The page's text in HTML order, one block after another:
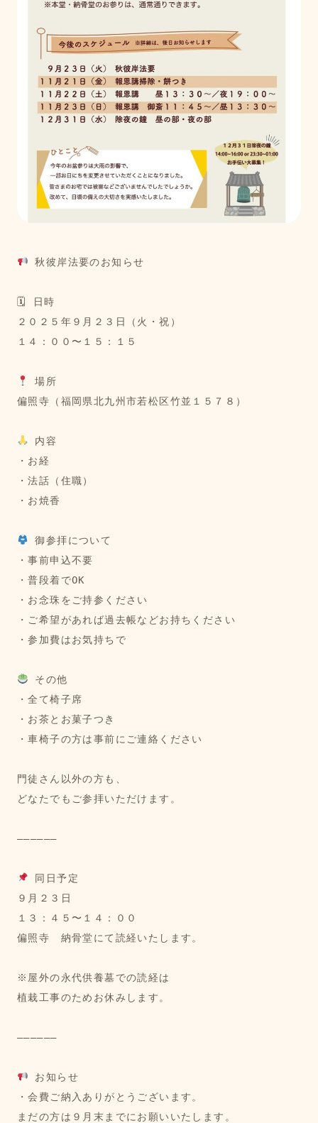
秋彼岸法要のお知らせ
🗓 日時
２０２５年９月２３日（火・祝）
１４：００〜１５：１５
場所
偏照寺（福岡県北九州市若松区竹並１５７８）
内容
・お経
・法話（住職）
・お焼香
御参拝について
・事前申込不要
・普段着でOK
・お念珠をご持参ください
・ご希望があれば過去帳などお持ちください
・参加費はお気持ちで
その他
・全て椅子席
・お茶とお菓子つき
・車椅子の方は事前にご連絡ください
門徒さん以外の方も、
どなたでもご参拝いただけます。
――――――
同日予定
９月２３日
１３：４５〜１４：００
偏照寺　納骨堂にて読経いたします。
※屋外の永代供養墓での読経は
植栽工事のためお休みします。
――――――
お知らせ
・会費ご納入ありがとうございます。
まだの方は９月末までにお願いいたします。